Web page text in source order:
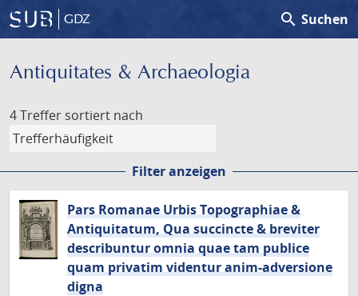
GDZ search Suchen
Antiquitates & Archaeologia
4 Treffer sortiert nach
Filter anzeigen
Pars Romanae Urbis Topographiae &
Antiquitatum, Qua succincte & breviter
describuntur omnia quae tam publice
quam privatim videntur anim-adversione
digna